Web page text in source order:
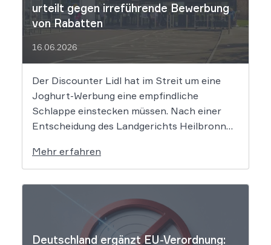
urteilt gegen irreführende Bewerbung
von Rabatten
16.06.2026
Der Discounter Lidl hat im Streit um eine
Joghurt-Werbung eine empfindliche
Schlappe einstecken müssen. Nach einer
Entscheidung des Landgerichts Heilbronn
wenn er Produkte als „Aktion“ mit massiven
Rabatten bewirbt, die Preise in Wahrheit
aber nie zuvor selbst verlangt hat. Das Urteil
setzt klare Grenzen […]
Mehr erfahren
Deutschland ergänzt EU-Verordnung: